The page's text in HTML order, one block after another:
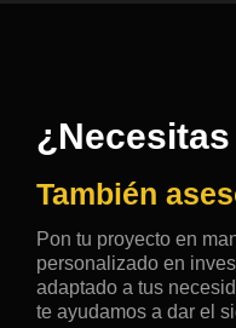
También
Pon tu proyecto en
personalizado en
adaptado a tus
te ayudamos a dar el